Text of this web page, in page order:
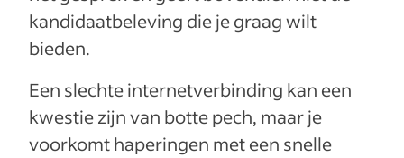
kandidaatbeleving die je graag wilt
bieden.
Een slechte internetverbinding kan een
kwestie zijn van botte pech, maar je
voorkomt haperingen met een snelle